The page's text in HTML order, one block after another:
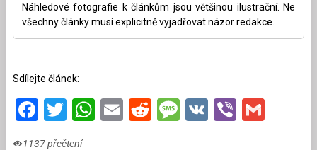
Náhledové fotografie k článkům jsou většinou ilustrační. Ne
všechny články musí explicitně vyjadřovat názor redakce.
Sdílejte článek:
Facebook
Twitter
WhatsApp
EmailRedditMessage
VKViber
1137 přečtení